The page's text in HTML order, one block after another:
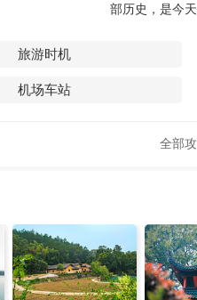
部历史，是今天
旅游时机
机场车站
全部